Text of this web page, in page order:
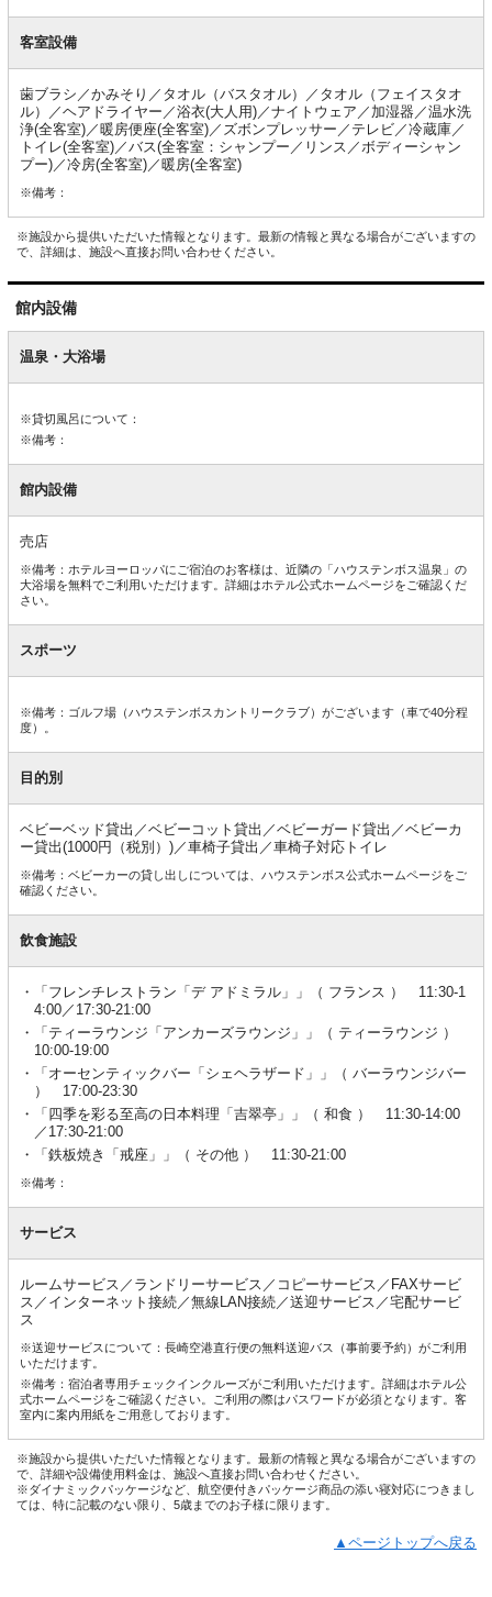
客室設備
歯ブラシ／かみそり／タオル（バスタオル）／タオル（フェイスタオ
ル）／ヘアドライヤー／浴衣(大人用)／ナイトウェア／加湿器／温水洗
浄(全客室)／暖房便座(全客室)／ズボンプレッサー／テレビ／冷蔵庫／
トイレ(全客室)／バス(全客室：シャンプー／リンス／ボディーシャン
プー)／冷房(全客室)／暖房(全客室)
※備考：
※施設から提供いただいた情報となります。最新の情報と異なる場合がございますの
で、詳細は、施設へ直接お問い合わせください。
館内設備
内温泉・大浴場
※貸切風呂について：
※備考：
館内設備
売店
※備考：ホテルヨーロッパにご宿泊のお客様は、近隣の「ハウステンボス温泉」の
大浴場を無料でご利用いただけます。詳細はホテル公式ホームページをご確認くだ
さい。
スポーツ
※備考：ゴルフ場（ハウステンボスカントリークラブ）がございます（車で40分程
度）。
目的別
ベビーベッド貸出／ベビーコット貸出／ベビーガード貸出／ベビーカ
ー貸出(1000円（税別）)／車椅子貸出／車椅子対応トイレ
※備考：ベビーカーの貸し出しについては、ハウステンボス公式ホームページをご
確認ください。
飲食施設
「フレンチレストラン「デ アドミラル」」（ フランス ） 11:30-1
4:00／17:30-21:00
「ティーラウンジ「アンカーズラウンジ」」（ ティーラウンジ ）
10:00-19:00
「オーセンティックバー「シェヘラザード」」（ バーラウンジバー
） 17:00-23:30
「四季を彩る至高の日本料理「吉翠亭」」（ 和食 ） 11:30-14:00
／17:30-21:00
「鉄板焼き「戒座」」（ その他 ） 11:30-21:00
※備考：
サービス
ルームサービス／ランドリーサービス／コピーサービス／FAXサービ
ス／インターネット接続／無線LAN接続／送迎サービス／宅配サービ
ス
※送迎サービスについて：長崎空港直行便の無料送迎バス（事前要予約）がご利用
いただけます。
※備考：宿泊者専用チェックインクルーズがご利用いただけます。詳細はホテル公
式ホームページをご確認ください。ご利用の際はパスワードが必須となります。客
室内に案内用紙をご用意しております。
※施設から提供いただいた情報となります。最新の情報と異なる場合がございますの
で、詳細や設備使用料金は、施設へ直接お問い合わせください。
※ダイナミックパッケージなど、航空便付きパッケージ商品の添い寝対応につきまし
ては、特に記載のない限り、5歳までのお子様に限ります。
▲ページトップへ戻る